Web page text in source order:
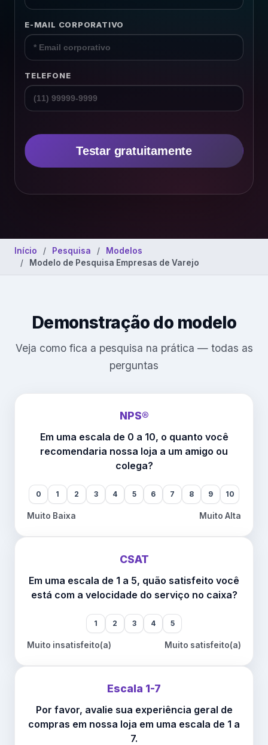
Conteúdos
Recursos
E-MAIL CORPORATIVO
TELEFONE
Testar gratuitamente
Início Pesquisa
Modelos
Modelo de Pesquisa Empresas de Varejo
Demonstração do modelo
Veja como fica a pesquisa na prática — todas as
perguntas
NPS®
Em uma escala de 0 a 10, o quanto você
recomendaria nossa loja a um amigo ou
colega?
0 1 2 3 4 5 6 7 8 9 10
Muito Baixa Muito Alta
CSAT
Em uma escala de 1 a 5, quão satisfeito você
está com a velocidade do serviço no caixa?
1 2 3 4 5
Muito insatisfeito(a) Muito satisfeito(a)
Escala 1-7
Por favor, avalie sua experiência geral de
compras em nossa loja em uma escala de 1 a
7.